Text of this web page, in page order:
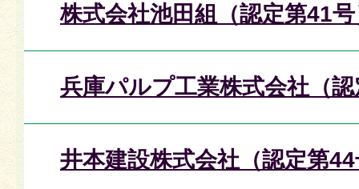
株式会社池田組（認定第41
兵庫パルプ工業株式会社（
井本建設株式会社（認定第